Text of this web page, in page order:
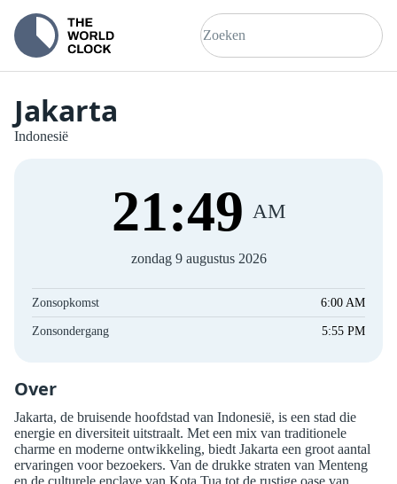
Jakarta
Indonesië
21:49 AM
zondag 9 augustus 2026
Zonsopkomst 6:00 AM
Zonsondergang 5:55 PM
Over
Jakarta, de bruisende hoofdstad van Indonesië, is een stad die
energie en diversiteit uitstraalt. Met een mix van traditionele
charme en moderne ontwikkeling, biedt Jakarta een groot aantal
ervaringen voor bezoekers. Van de drukke straten van Menteng
en de culturele enclave van Kota Tua tot de rustige oase van